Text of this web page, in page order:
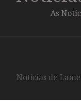
As
Notícias de